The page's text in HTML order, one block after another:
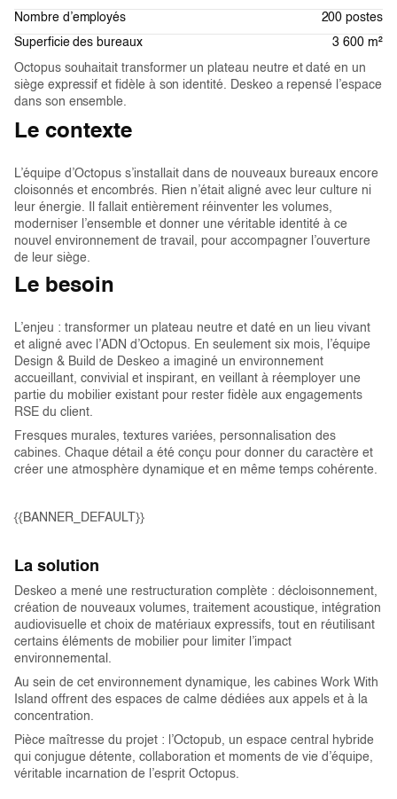
Nombre d’employés
200 postes
Superficie des bureaux
3 600 m²
Octopus souhaitait transformer un plateau neutre et daté en un
siège expressif et fidèle à son identité. Deskeo a repensé l’espace
dans son ensemble.
Le contexte
L’équipe d’Octopus s’installait dans de nouveaux bureaux encore
cloisonnés et encombrés. Rien n’était aligné avec leur culture ni
leur énergie. Il fallait entièrement réinventer les volumes,
moderniser l’ensemble et donner une véritable identité à ce
nouvel environnement de travail, pour accompagner l’ouverture
de leur siège.
Le besoin
L’enjeu : transformer un plateau neutre et daté en un lieu vivant
et aligné avec l’ADN d’Octopus. En seulement six mois, l’équipe
Design & Build de Deskeo a imaginé un environnement
accueillant, convivial et inspirant, en veillant à réemployer une
partie du mobilier existant pour rester fidèle aux engagements
RSE du client.
Fresques murales, textures variées, personnalisation des
cabines. Chaque détail a été conçu pour donner du caractère et
créer une atmosphère dynamique et en même temps cohérente.
{{BANNER_DEFAULT}}
La solution
Deskeo a mené une restructuration complète : décloisonnement,
création de nouveaux volumes, traitement acoustique, intégration
audiovisuelle et choix de matériaux expressifs, tout en réutilisant
certains éléments de mobilier pour limiter l’impact
environnemental.
Au sein de cet environnement dynamique, les cabines Work With
Island offrent des espaces de calme dédiées aux appels et à la
concentration.
Pièce maîtresse du projet : l’Octopub, un espace central hybride
qui conjugue détente, collaboration et moments de vie d’équipe,
véritable incarnation de l’esprit Octopus.